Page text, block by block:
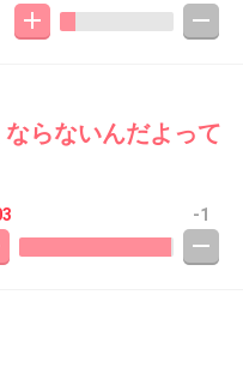
らないんだよって
-1